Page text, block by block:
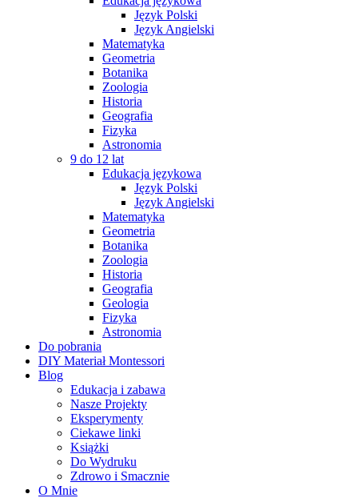
Język Polski
Język Angielski
Matematyka
Geometria
Botanika
Zoologia
Historia
Geografia
Fizyka
Astronomia
9 do 12 lat
Edukacja językowa
Język Polski
Język Angielski
Matematyka
Geometria
Botanika
Zoologia
Historia
Geografia
Geologia
Fizyka
Astronomia
Do pobrania
DIY Materiał Montessori
Blog
Edukacja i zabawa
Nasze Projekty
Eksperymenty
Ciekawe linki
Książki
Do Wydruku
Zdrowo i Smacznie
O Mnie